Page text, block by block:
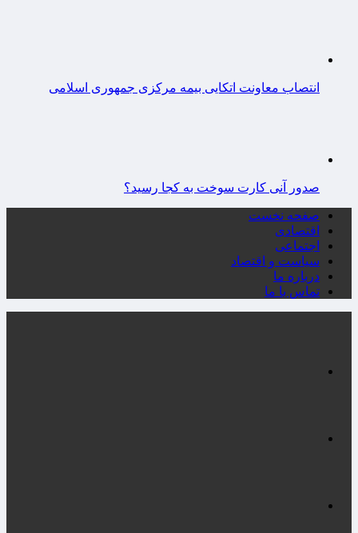
انتصاب معاونت اتکایی بیمه مرکزی جمهوری اسلامی
صدور آنی کارت سوخت به کجا رسید؟
صفحه نخست
اقتصادی
اجتماعی
سیاست و اقتصاد
درباره ما
تماس با ما